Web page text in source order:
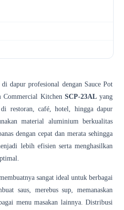
dapur profesional dengan Sauce Pot
Commercial KitchenSCP-23ALyang
restoran, café, hotel, hingga dapur
material aluminium berkualitas
dengan cepat dan merata sehingga
lebih efisien serta menghasilkan
sangat ideal untuk berbagai
saus, merebus sup, memanaskan
menu masakan lainnya. Distribusi